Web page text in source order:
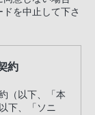
を中止して下さ
約
（以下、「本
下、「ソニ